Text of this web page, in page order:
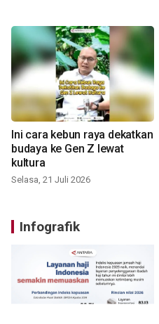
Ini cara kebun raya dekatkan
budaya ke Gen Z lewat
kultura
Selasa, 21 Juli 2026
Infografik